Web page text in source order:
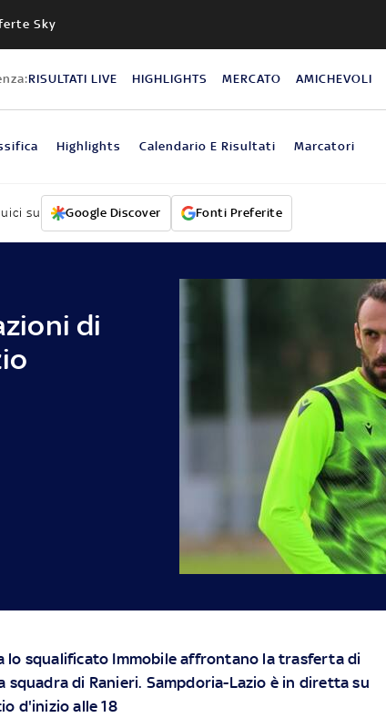
Sky
RISULTATI LIVE HIGHLIGHTS MERCATO AMICHEVOLI
Highlights Calendario E Risultati Marcatori
su Google Discover Fonti Preferite
di
lo squalificato Immobile affrontano la trasferta di
squadra di Ranieri. Sampdoria-Lazio è in diretta su
d'inizio alle 18